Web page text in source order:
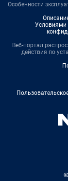
Особенности
Условиями
Веб-портал
действия по